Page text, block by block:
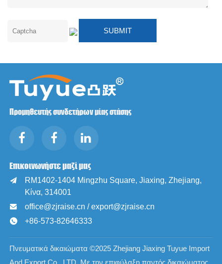
Προμηθευτής συνδετήρων μίας στάσης
Επικοινωνήστε μαζί μας

RM1402-1404 Mingzhu Square, Jiaxing, Zhejiang,
Κίνα, 314001
 office@zjraise.cn / export@zjraise.cn
 +86-573-82646333
Πνευματικά δικαιώματα ©2025 Zhejiang Jiaxing Tuyue Import